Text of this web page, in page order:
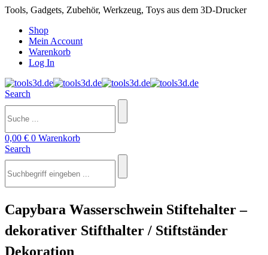
Tools, Gadgets, Zubehör, Werkzeug, Toys aus dem 3D-Drucker
Shop
Mein Account
Warenkorb
Log In
Search
0,00 € 0 Warenkorb
Search
Capybara Wasserschwein Stiftehalter –
dekorativer Stifthalter / Stiftständer
Dekoration